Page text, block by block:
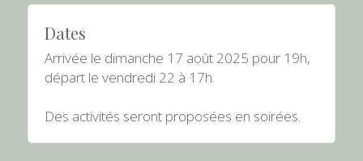
Dates
Arrivée le dimanche 17 août 2025 pour 19h,
départ le vendredi 22 à 17h.
Des activités seront proposées en soirées.